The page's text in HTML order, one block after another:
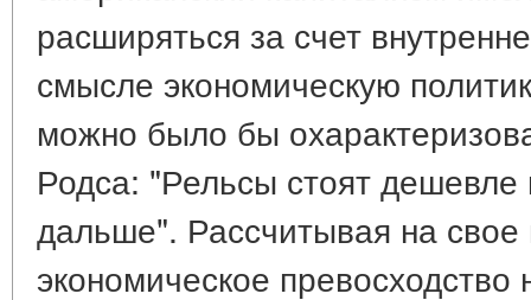
расширяться за счет
смысле экономическую
можно было бы
Родса: "Рельсы стоят дешевле
дальше". Рассчитывая на
экономическое